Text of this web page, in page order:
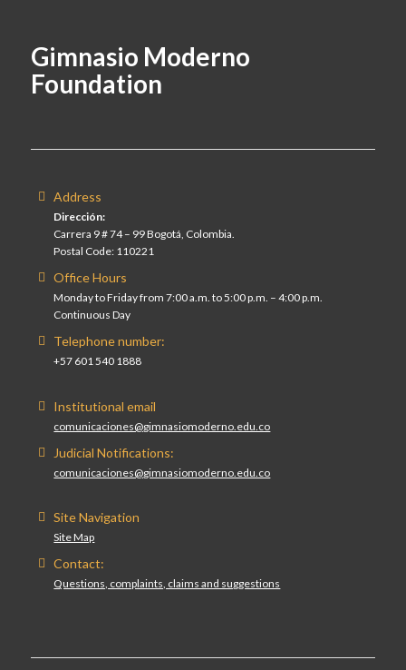
Gimnasio Moderno
Foundation
Address
Dirección:
Carrera 9 # 74 – 99 Bogotá, Colombia.
Postal Code: 110221
Office Hours
Monday to Friday from 7:00 a.m. to 5:00 p.m. – 4:00 p.m.
Continuous Day
Telephone number:
+57 601 540 1888
Institutional email
comunicaciones@gimnasiomoderno.edu.co
Judicial Notifications:
comunicaciones@gimnasiomoderno.edu.co
Site Navigation
Site Map
Contact:
Questions, complaints, claims and suggestions